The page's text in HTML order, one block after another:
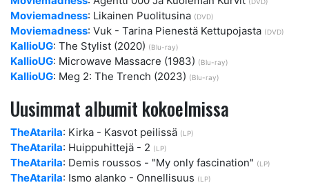
Moviemadness: Likainen Puolitusina (DVD)
Moviemadness: Vuk - Tarina Pienestä Kettupojasta (DVD)
KallioUG: The Stylist (2020) (Blu-ray)
KallioUG: Microwave Massacre (1983) (Blu-ray)
KallioUG: Meg 2: The Trench (2023) (Blu-ray)
Uusimmat albumit kokoelmissa
TheAtarila: Kirka - Kasvot peilissä (LP)
TheAtarila: Huippuhittejä - 2 (LP)
TheAtarila: Demis roussos - "My only fascination" (LP)
TheAtarila: Ismo alanko - Onnellisuus (LP)